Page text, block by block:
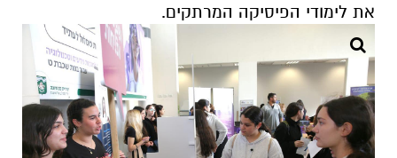
את לימודי הפיסיקה המרתקים.